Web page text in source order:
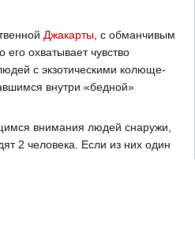
Джакарты, с обманчивым
охватывает чувство
с экзотическими колюще-
внутри «бедной»
внимания людей снаружи,
2 человека. Если из них один